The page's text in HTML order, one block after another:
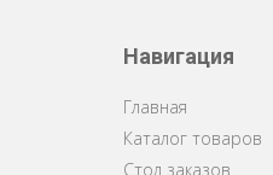
Навигация
Главная
Каталог товаров
Стол заказов